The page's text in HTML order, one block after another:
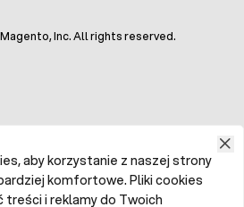
Inc. All rights reserved.
aby korzystanie z naszej strony
komfortowe. Pliki cookies
i reklamy do Twoich